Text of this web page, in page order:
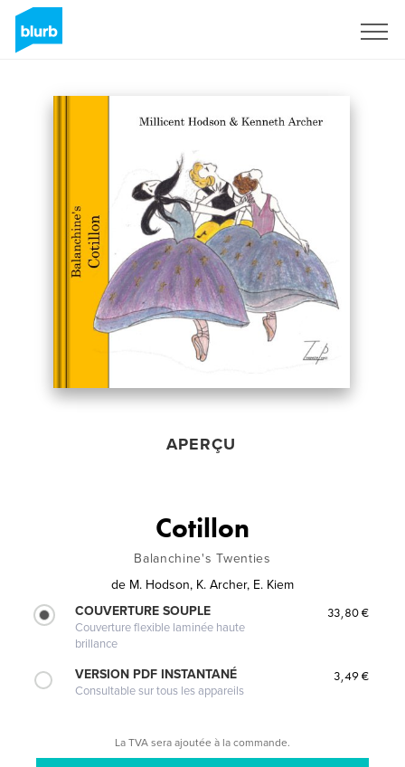
APERÇU
Cotillon
Balanchine's Twenties
de M. Hodson, K. Archer, E. Kiem
COUVERTURE SOUPLE
Couverture flexible laminée haute
brillance
33,80 €
VERSION PDF INSTANTANÉ
Consultable sur tous les appareils
3,49 €
La TVA sera ajoutée à la commande.